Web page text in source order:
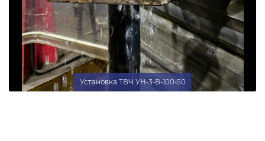
Установка ТВЧ УН-3-В-100-50